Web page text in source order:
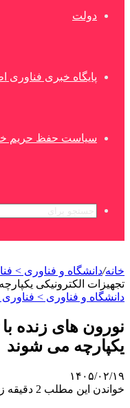
دولت
پایگاه خبری فناوری
سیاست حفظ حریم
خانه/دانشگاه و فناوری >
تجهیزات الکترونیکی
دانشگاه و فناوری >
نورون های زنده
یکپارچه می شوند
۱۴۰۵/۰۲/۱۹
خواندن این مطلب 2 دقیقه زمان میبرد